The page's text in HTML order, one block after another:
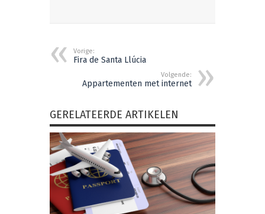
Vorige:
Fira de Santa Llúcia
Volgende:
Appartementen met internet
GERELATEERDE ARTIKELEN